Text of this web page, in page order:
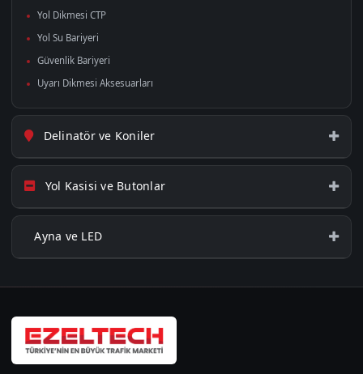
Yol Dikmesi CTP
Yol Su Bariyeri
Güvenlik Bariyeri
Uyarı Dikmesi Aksesuarları
Delinatör ve Koniler
Yol Kasisi ve Butonlar
Ayna ve LED